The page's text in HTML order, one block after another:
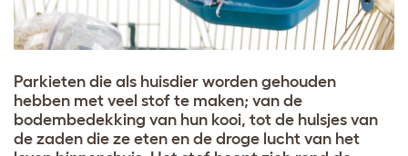
Parkieten die als huisdier worden gehouden
hebben met veel stof te maken; van de
bodembedekking van hun kooi, tot de hulsjes van
de zaden die ze eten en de droge lucht van het